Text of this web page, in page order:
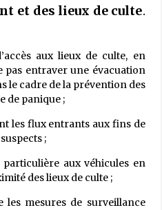
DES
: Médiocrité et
de Florence
et autres pseudo –
: Succession de
ciblant des
: le CFCM
et des lieux de culte.
aux lieux de culte, en
pas entraver une évacuation
le cadre de la prévention des
de panique ;
les flux entrants aux fins de
;
aux véhicules en
des lieux de culte ;
les mesures de surveillance